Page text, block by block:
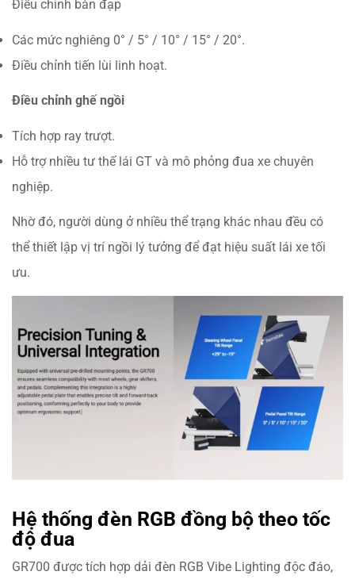
Điều chỉnh bàn đạp
Các mức nghiêng 0° / 5° / 10° / 15° / 20°.
Điều chỉnh tiến lùi linh hoạt.
Điều chỉnh ghế ngồi
Tích hợp ray trượt.
Hỗ trợ nhiều tư thế lái GT và mô phỏng đua xe chuyên
nghiệp.
Nhờ đó, người dùng ở nhiều thể trạng khác nhau đều có
thể thiết lập vị trí ngồi lý tưởng để đạt hiệu suất lái xe tối
ưu.
Hệ thống đèn RGB đồng bộ theo tốc
độ đua
GR700 được tích hợp dải đèn RGB Vibe Lighting độc đáo,